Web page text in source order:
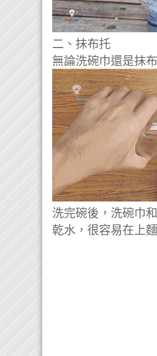
二、抹布托
無論洗碗巾還是抹
洗完碗後，洗碗巾
乾水，很容易在上